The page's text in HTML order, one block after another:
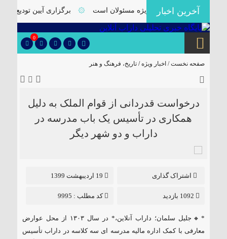
آخرین اخبار
داراب نیازمند توجه ویژه مسئولان است ۞ برگزاری آیین تودیع و
0
صفحه نخست / اخبار ویژه/ تاریخ، فرهنگ و هنر
درخواست قدردانی از قوام الملک به دلیل
همکاری در تأسیس یک باب مدرسه در
داراب و دو شهر دیگر
اشتراک گذاری
کد مطلب : 9995
*🔸جلیل سلمان؛ داراب آنلاین،* در سال ۱۳۰۳ از محل عوارض
معارفی با کمک اداره مالیه مدرسه ای سه کلاسه در داراب تأسیس